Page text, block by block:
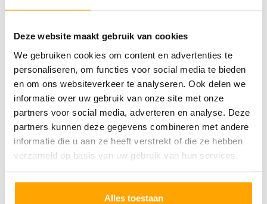
Deze website maakt gebruik van cookies
We gebruiken cookies om content en advertenties te
personaliseren, om functies voor social media te bieden
en om ons websiteverkeer te analyseren. Ook delen we
informatie over uw gebruik van onze site met onze
partners voor social media, adverteren en analyse. Deze
partners kunnen deze gegevens combineren met andere
informatie die u aan ze heeft verstrekt of die ze hebben
verzameld op basis van uw gebruik van hun services.
Alles toestaan
loungeset en speeltoestel, bevindt zich de
en tuinspullen mooi uit het zicht op te
bergen. En ook boven vinkt jouw hele
wensenlijst af. Of je nu een groot gezin hebt,
vaak logés ontvangt of gewoon graag je
eigen hobbyruimte wilt: met 5 (slaap)kamers
kun je alle kanten op. De moderne badkamer
met tegelwerk, compleet sanitair en tweede
de wasmachine en droger maken het plaatje